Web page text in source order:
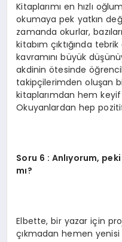
Kitaplarımı en hızlı
okumaya pek yatkın
zamanda okurlar,
kitabım çıktığında
kavramını büyük
akdinin ötesinde
takipçilerimden oluşan
kitaplarımdan hem
Okuyanlardan hep
Soru 6 : Anlıyorum,
mı?
Elbette, bir yazar için
çıkmadan hemen